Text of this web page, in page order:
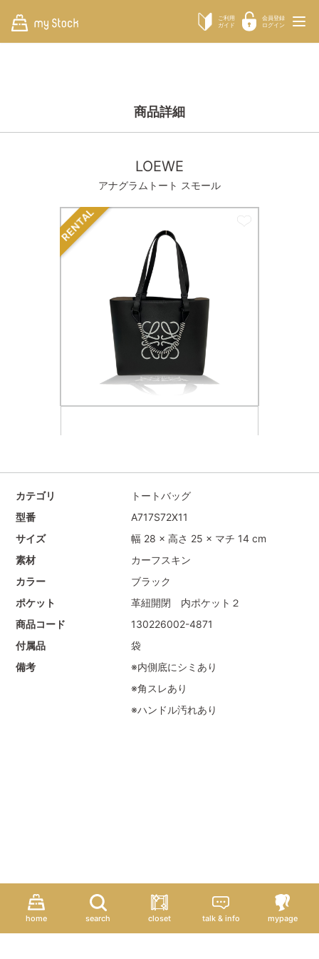
ご利用
ガイド
会員登録
ログイン
商品詳細
LOEWE
アナグラムトート スモール
RENTAL
カテゴリ
トートバッグ
型番
A717S72X11
サイズ
幅 28 × 高さ 25 × マチ 14 cm
素材
カーフスキン
カラー
ブラック
ポケット
革紐開閉 内ポケット２
商品コード
130226002-4871
付属品
袋
備考
※内側底にシミあり
※角スレあり
※ハンドル汚れあり
home search closet talk & info mypage